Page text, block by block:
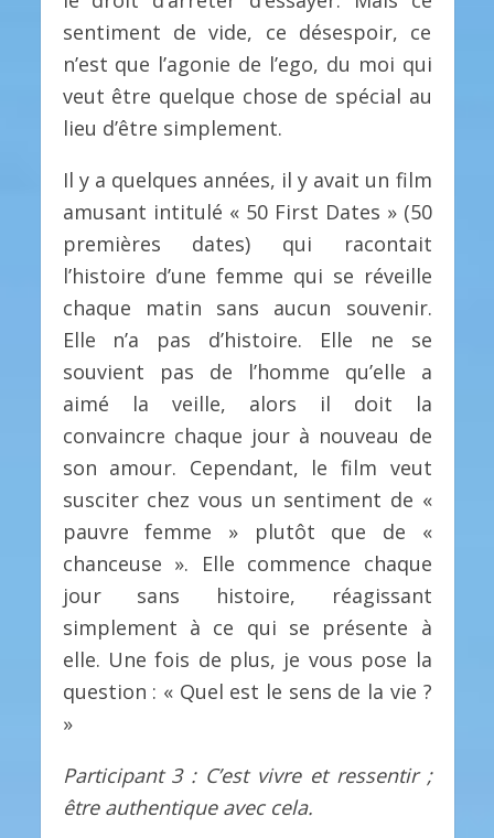
sentiment de vide, ce désespoir, ce
n’est que l’agonie de l’ego, du moi qui
veut être quelque chose de spécial au
lieu d’être simplement.
Il y a quelques années, il y avait un film
amusant intitulé « 50 First Dates » (50
premières dates) qui racontait
l’histoire d’une femme qui se réveille
chaque matin sans aucun souvenir.
Elle n’a pas d’histoire. Elle ne se
souvient pas de l’homme qu’elle a
aimé la veille, alors il doit la
convaincre chaque jour à nouveau de
son amour. Cependant, le film veut
susciter chez vous un sentiment de «
pauvre femme » plutôt que de «
chanceuse ». Elle commence chaque
jour sans histoire, réagissant
simplement à ce qui se présente à
elle. Une fois de plus, je vous pose la
question : « Quel est le sens de la vie ?
»
Participant 3 : C’est vivre et ressentir ;
être authentique avec cela.